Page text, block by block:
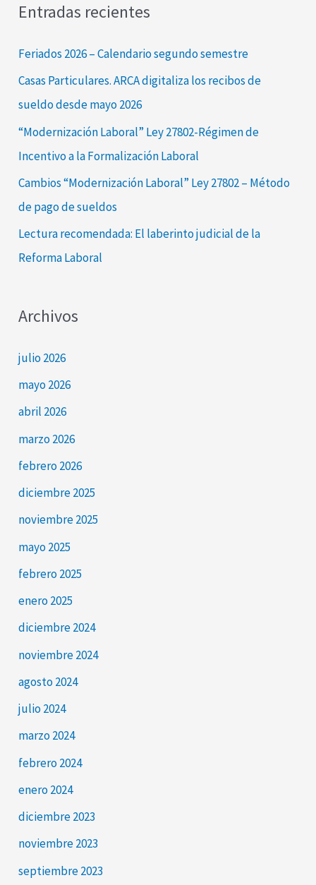
c
a
Entradas recientes
Feriados 2026 – Calendario segundo semestre
Casas Particulares. ARCA digitaliza los recibos de
sueldo desde mayo 2026
“Modernización Laboral” Ley 27802-Régimen de
Incentivo a la Formalización Laboral
Cambios “Modernización Laboral” Ley 27802 – Método
de pago de sueldos
Lectura recomendada: El laberinto judicial de la
Reforma Laboral
Archivos
julio 2026
mayo 2026
abril 2026
marzo 2026
febrero 2026
diciembre 2025
noviembre 2025
mayo 2025
febrero 2025
enero 2025
diciembre 2024
noviembre 2024
agosto 2024
julio 2024
marzo 2024
febrero 2024
enero 2024
diciembre 2023
noviembre 2023
septiembre 2023